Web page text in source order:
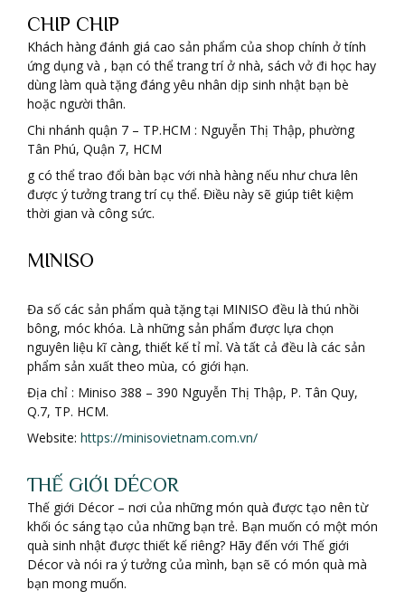
CHIP CHIP
Khách hàng đánh giá cao sản phẩm của shop chính ở tính
ứng dụng và , bạn có thể trang trí ở nhà, sách vở đi học hay
dùng làm quà tặng đáng yêu nhân dịp sinh nhật bạn bè
hoặc người thân.
Chi nhánh quận 7 – TP.HCM : Nguyễn Thị Thập, phường
Tân Phú, Quận 7, HCM
g có thể trao đổi bàn bạc với nhà hàng nếu như chưa lên
được ý tưởng trang trí cụ thể. Điều này sẽ giúp tiêt kiệm
thời gian và công sức.
MINISO
Đa số các sản phẩm quà tặng tại MINISO đều là thú nhồi
bông, móc khóa. Là những sản phẩm được lựa chọn
nguyên liệu kĩ càng, thiết kế tỉ mỉ. Và tất cả đều là các sản
phẩm sản xuất theo mùa, có giới hạn.
Địa chỉ : Miniso 388 – 390 Nguyễn Thị Thập, P. Tân Quy,
Q.7, TP. HCM.
Website: https://minisovietnam.com.vn/
THẾ GIỚI DÉCOR
Thế giới Décor – nơi của những món quà được tạo nên từ
khối óc sáng tạo của những bạn trẻ. Bạn muốn có một món
quà sinh nhật được thiết kế riêng? Hãy đến với Thế giới
Décor và nói ra ý tưởng của mình, bạn sẽ có món quà mà
bạn mong muốn.